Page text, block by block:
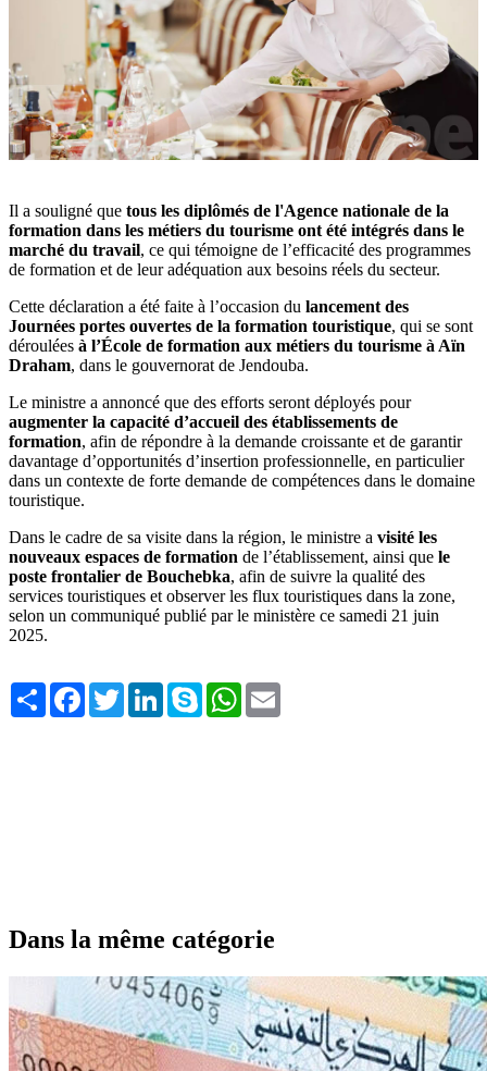
Il a souligné que tous les diplômés de l'Agence nationale de la
formation dans les métiers du tourisme ont été intégrés dans le
marché du travail, ce qui témoigne de l’efficacité des programmes
de formation et de leur adéquation aux besoins réels du secteur.
Cette déclaration a été faite à l’occasion du lancement des
Journées portes ouvertes de la formation touristique, qui se sont
déroulées à l’École de formation aux métiers du tourisme à Aïn
Draham, dans le gouvernorat de Jendouba.
Le ministre a annoncé que des efforts seront déployés pour
augmenter la capacité d’accueil des établissements de
formation, afin de répondre à la demande croissante et de garantir
davantage d’opportunités d’insertion professionnelle, en particulier
dans un contexte de forte demande de compétences dans le domaine
touristique.
Dans le cadre de sa visite dans la région, le ministre a visité les
nouveaux espaces de formation de l’établissement, ainsi que le
poste frontalier de Bouchebka, afin de suivre la qualité des
services touristiques et observer les flux touristiques dans la zone,
selon un communiqué publié par le ministère ce samedi 21 juin
2025.
Share FacebookTwitterLinkedInSkype WhatsApp
Dans la même catégorie